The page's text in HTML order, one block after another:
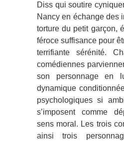
Diss qui soutire
Nancy en échange des
torture du petit garçon,
féroce suffisance pour
terrifiante sérénité.
comédiennes
son personnage en
dynamique
psychologiques si
s’imposent comme
sens moral. Les trois
ainsi trois